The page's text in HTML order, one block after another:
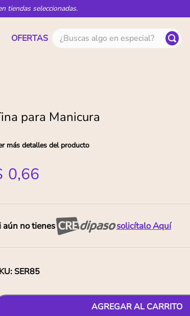
tiendas seleccionadas.
OFERTAS ¿Buscas algo en especial?
para Manicura
más detalles del producto
0,66
aún no tienes solicítalo Aquí
:SER85
AGREGAR AL CARRITO